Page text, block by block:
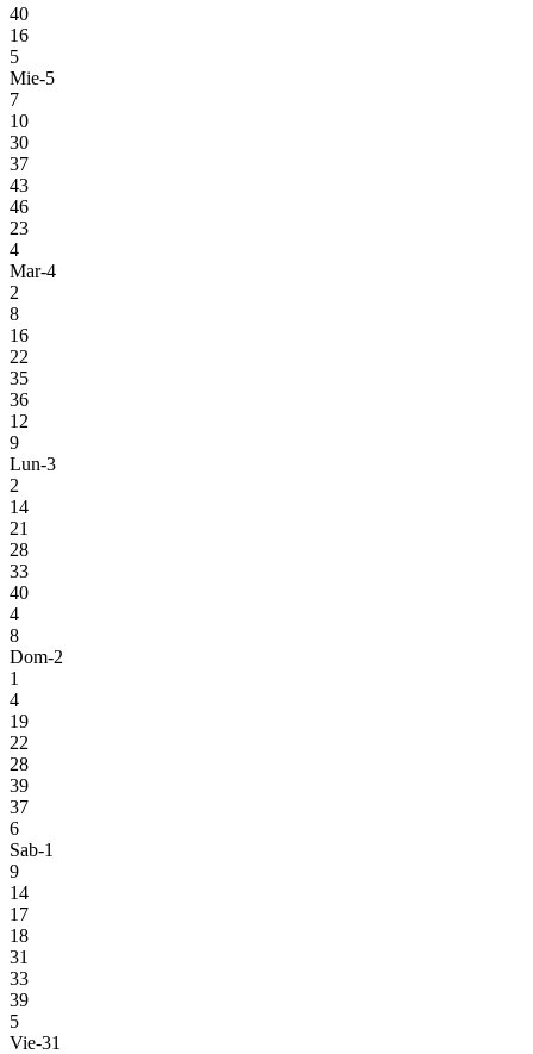
40
16
5
Mie-5
7
10
30
37
43
46
23
4
Mar-4
2
8
16
22
35
36
12
9
Lun-3
2
14
21
28
33
40
4
8
Dom-2
1
4
19
22
28
39
37
6
Sab-1
9
14
17
18
31
33
39
5
Vie-31